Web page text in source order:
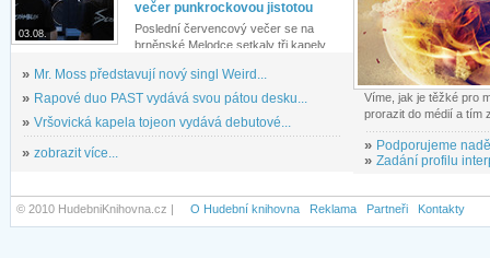
03.08.
večer punkrockovou jistotou
Poslední červencový večer se na
brněnské Melodce setkaly tři kapely...
» Mr. Moss představují nový singl Weird...
» Rapové duo PAST vydává svou pátou desku...
» Vršovická kapela tojeon vydává debutové...
» zobrazit více...
Víme, jak je těžké pro
prorazit do médií a tím
» Podporujeme
» Zadání profilu
© 2010 HudebniKnihovna.cz | O Hudební knihovna Reklama Partneři Kontakty